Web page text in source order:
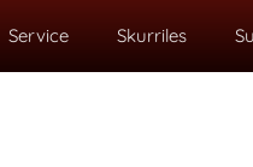
Service Skurriles